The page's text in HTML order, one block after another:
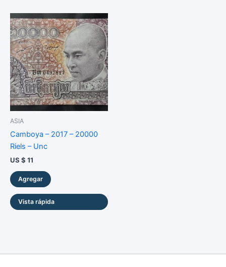
ASIA
Camboya – 2017 – 20000
Riels – Unc
US $ 11
Agregar
Vista rápida